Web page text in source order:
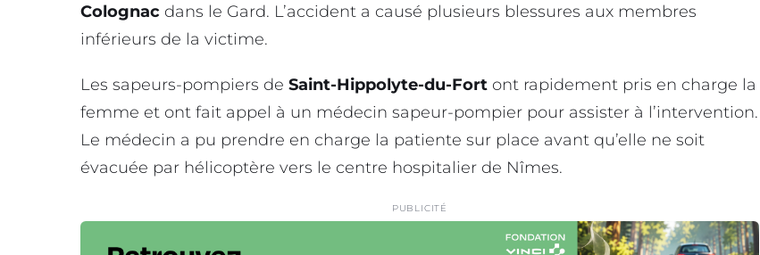
Colognac dans le Gard. L’accident a causé plusieurs blessures aux membres
inférieurs de la victime.
Les sapeurs-pompiers de Saint-Hippolyte-du-Fort ont rapidement pris en charge la
femme et ont fait appel à un médecin sapeur-pompier pour assister à l’intervention.
Le médecin a pu prendre en charge la patiente sur place avant qu’elle ne soit
évacuée par hélicoptère vers le centre hospitalier de Nîmes.
PUBLICITÉ